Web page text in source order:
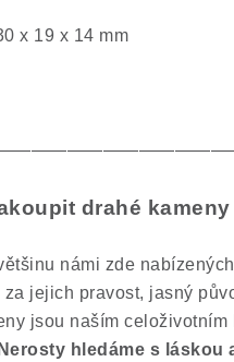
x 19 x 14 mm
drahé
námi zde
za jejich pravost, jasný
jsou naším
Nerosty hledáme s